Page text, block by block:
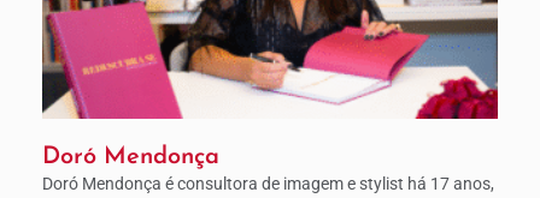
Doró Mendonça
Doró Mendonça é consultora de imagem e stylist há 17 anos,